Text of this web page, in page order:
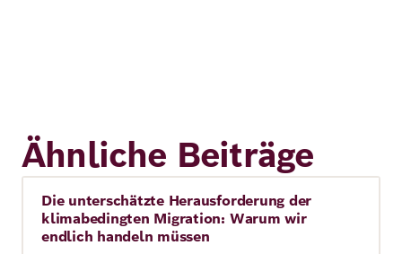
Ähnliche Beiträge
Story
Die unterschätzte Herausforderung der
klimabedingten Migration: Warum wir
endlich handeln müssen